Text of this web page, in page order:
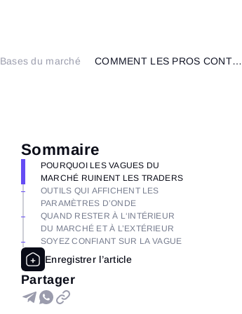
Bases du marché COMMENT LES PROS CONTRÔLENT DES FORCES DU MARCHÉ
Sommaire
POURQUOI LES VAGUES DU
MARCHÉ RUINENT LES TRADERS
OUTILS QUI AFFICHENT LES
PARAMÈTRES D’ONDE
QUAND RESTER À L‘INTÉRIEUR
DU MARCHÉ ET À L’EXTÉRIEUR
SOYEZ CONFIANT SUR LA VAGUE
Partager